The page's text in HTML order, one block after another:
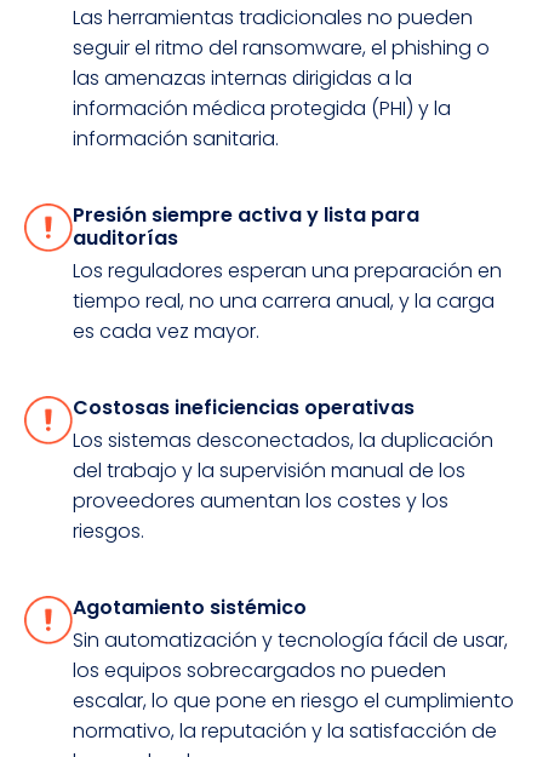
Las herramientas tradicionales no pueden
seguir el ritmo del ransomware, el phishing o
las amenazas internas dirigidas a la
información médica protegida (PHI) y la
información sanitaria.
Presión siempre activa y lista para
auditorías
Los reguladores esperan una preparación en
tiempo real, no una carrera anual, y la carga
es cada vez mayor.
Costosas ineficiencias operativas
Los sistemas desconectados, la duplicación
del trabajo y la supervisión manual de los
proveedores aumentan los costes y los
riesgos.
Agotamiento sistémico
Sin automatización y tecnología fácil de usar,
los equipos sobrecargados no pueden
escalar, lo que pone en riesgo el cumplimiento
normativo, la reputación y la satisfacción de